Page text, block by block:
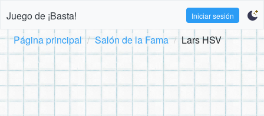
Juego de ¡Basta! Iniciar sesión
Página principal Salón de la Fama Lars HSV